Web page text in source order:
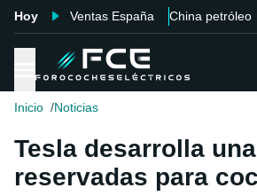
Hoy Ventas España China petróleo
Inicio Noticias
Tesla desarrolla
reservadas para